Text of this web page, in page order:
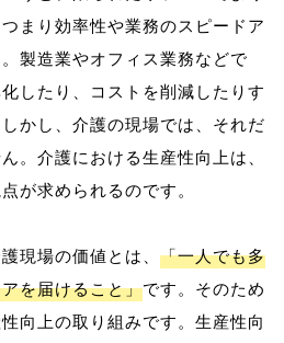
まり効率性や業務のスピードア
製造業やオフィス業務などで
したり、コストを削減したりす
かし、介護の現場では、それだ
。介護における生産性向上は、
が求められるのです。
現場の価値とは、 「一人でも多
を届けること」です。そのため
向上の取り組みです。生産性向